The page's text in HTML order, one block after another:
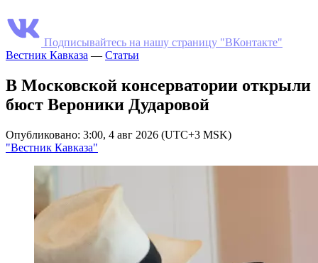
Подписывайтесь на нашу страницу "ВКонтакте"
Вестник Кавказа — Статьи
В Московской консерватории открыли
бюст Вероники Дударовой
Опубликовано: 3:00, 4 авг 2026 (UTC+3 MSK)
"Вестник Кавказа"